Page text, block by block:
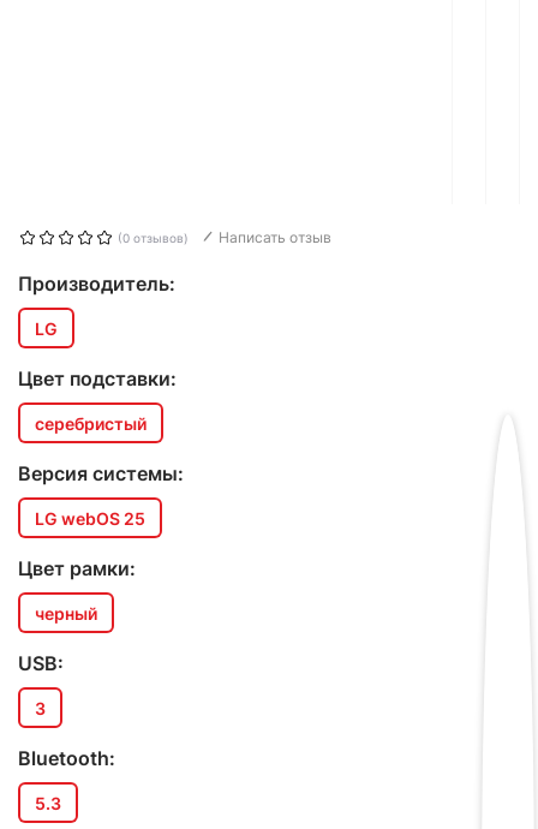
(0 отзывов) Написать отзыв
Производитель:
LG
Цвет подставки:
серебристый
Версия системы:
LG webOS 25
Цвет рамки:
черный
USB:
3
Bluetooth:
5.3